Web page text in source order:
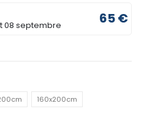
08 septembre 65 €
160x200cm